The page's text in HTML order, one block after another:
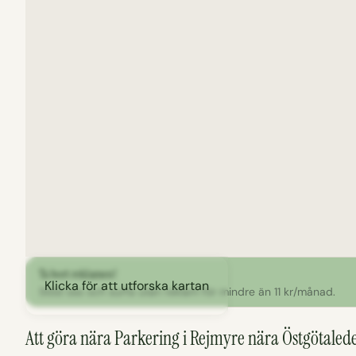
Klicka för att utforska kartan
Ta bort reklamen!
Stöd oss och surfa utan reklam för mindre än 11 kr/månad.
Att göra nära Parkering i Rejmyre nära